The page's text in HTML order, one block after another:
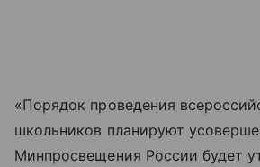
«Порядок проведения
школьников планируют
Минпросвещения России будет